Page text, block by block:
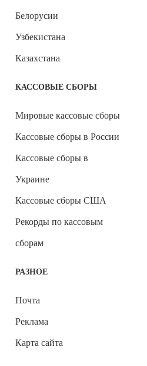
Белорусии
Узбекистана
Казахстана
КАССОВЫЕ СБОРЫ
Мировые кассовые сборы
Кассовые сборы в России
Кассовые сборы в
Украине
Кассовые сборы США
Рекорды по кассовым
сборам
РАЗНОЕ
Почта
Реклама
Карта сайта